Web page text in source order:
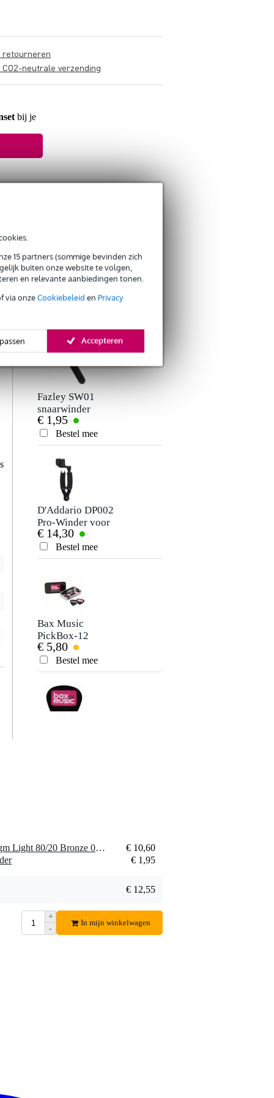
15 partners (sommige bevinden zich
buiten onze website te volgen,
en relevante aanbiedingen tonen.
via onzeCookiebeleid en Privacy
Accepteren
retourneren
CO2-neutrale verzending
bij je
Fazley SW01
snaarwinder
€ 1,95
Bestel mee
D'Addario DP002
Pro-Winder voor
gitaar
€ 14,30
Bestel mee
Bax Music
PickBox-12
plectrumdoosje
met 12 plectrums
(0.46 mm)
€ 5,80
Bestel mee
1 x Ernie Ball 2088 Paradigm Light 80/20 Bronze 011 - 052 snarenset
€ 10,60
€ 1,95
€ 12,55
+
-
In mijn winkelwagen